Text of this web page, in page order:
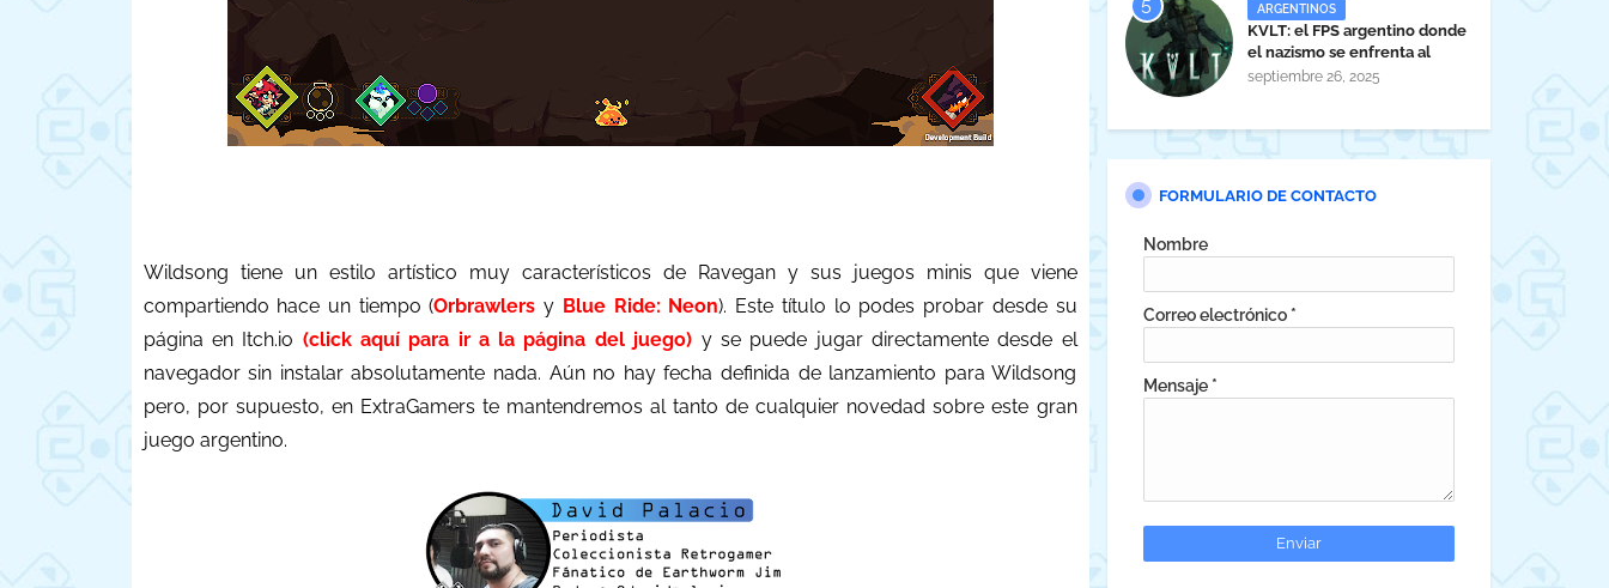
Wildsong tiene un estilo artístico muy característicos de Ravegan y sus juegos minis que viene
compartiendo hace un tiempo (Orbrawlers y Blue Ride: Neon). Este título lo podes probar desde su
página en Itch.io (click aquí para ir a la página del juego) y se puede jugar directamente desde el
navegador sin instalar absolutamente nada. Aún no hay fecha definida de lanzamiento para Wildsong
pero, por supuesto, en ExtraGamers te mantendremos al tanto de cualquier novedad sobre este gran
juego argentino.
ARGENTINOS
KVLT: el FPS argentino donde
el nazismo se enfrenta al
horror cósmico
septiembre 26, 2025
FORMULARIO DE CONTACTO
Nombre
Correo electrónico *
Mensaje *